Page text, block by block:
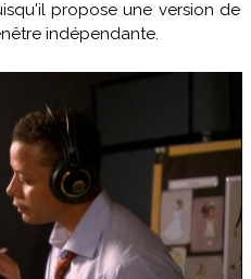
propose une version de
indépendante.